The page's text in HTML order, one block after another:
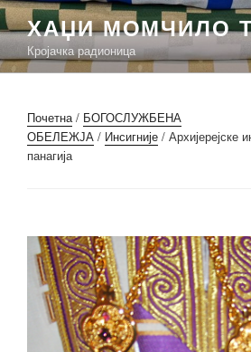
Скочи
на
садржај
ХАЏИ МОМЧИЛО
Кројачка радионица
Почетна / БОГОСЛУЖБЕНА
ОБЕЛЕЖЈА / Инсигније / Архијерејске
панагија